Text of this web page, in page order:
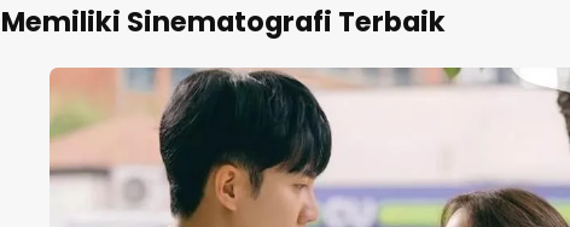
Memiliki Sinematografi Terbaik